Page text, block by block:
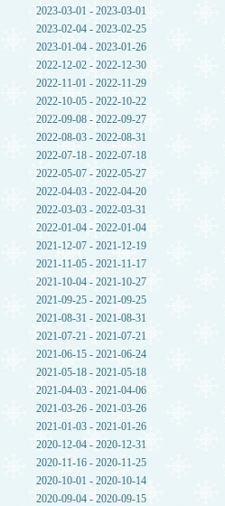
2023-03-01 - 2023-03-01
2023-02-04 - 2023-02-25
2023-01-04 - 2023-01-26
2022-12-02 - 2022-12-30
2022-11-01 - 2022-11-29
2022-10-05 - 2022-10-22
2022-09-08 - 2022-09-27
2022-08-03 - 2022-08-31
2022-07-18 - 2022-07-18
2022-05-07 - 2022-05-27
2022-04-03 - 2022-04-20
2022-03-03 - 2022-03-31
2022-01-04 - 2022-01-04
2021-12-07 - 2021-12-19
2021-11-05 - 2021-11-17
2021-10-04 - 2021-10-27
2021-09-25 - 2021-09-25
2021-08-31 - 2021-08-31
2021-07-21 - 2021-07-21
2021-06-15 - 2021-06-24
2021-05-18 - 2021-05-18
2021-04-03 - 2021-04-06
2021-03-26 - 2021-03-26
2021-01-03 - 2021-01-26
2020-12-04 - 2020-12-31
2020-11-16 - 2020-11-25
2020-10-01 - 2020-10-14
2020-09-04 - 2020-09-15